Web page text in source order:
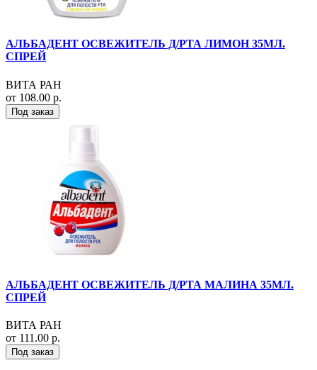
АЛЬБАДЕНТ ОСВЕЖИТЕЛЬ Д/РТА ЛИМОН 35МЛ.
СПРЕЙ
ВИТА РАН
от 108.00 р.
Под заказ
АЛЬБАДЕНТ ОСВЕЖИТЕЛЬ Д/РТА МАЛИНА 35МЛ.
СПРЕЙ
ВИТА РАН
от 111.00 р.
Под заказ